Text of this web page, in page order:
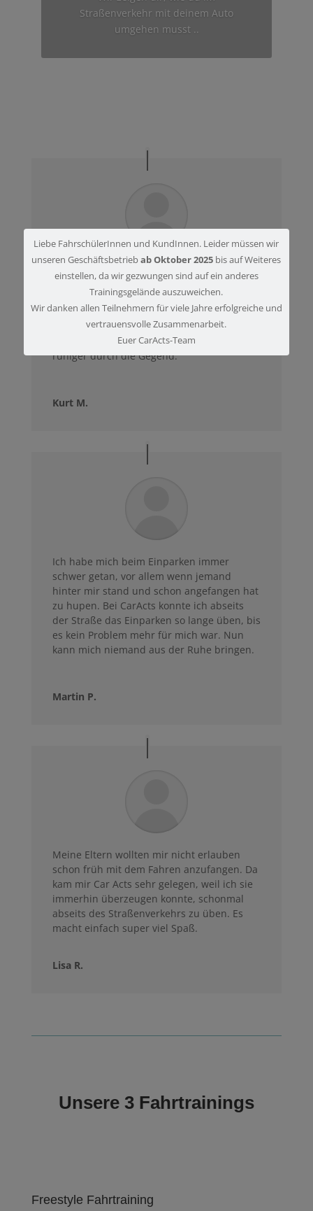
Straßenverkehr mit deinem Auto
umgehen musst ..
Ich habe noch nie eine Gefahrenbremsung
machen müssen und war immer unsicher,
ob ich richtig reagiere, wenn es mal soweit
kommen sollte. Auf dem Übungsplatz
konnte ich dies und vieles mehr
ausprobieren und fahre nun wesentlich
ruhiger durch die Gegend.
Kurt M.
Ich habe mich beim Einparken immer
schwer getan, vor allem wenn jemand
hinter mir stand und schon angefangen hat
zu hupen. Bei CarActs konnte ich abseits
der Straße das Einparken so lange üben, bis
es kein Problem mehr für mich war. Nun
kann mich niemand aus der Ruhe bringen.
Martin P.
Meine Eltern wollten mir nicht erlauben
schon früh mit dem Fahren anzufangen. Da
kam mir Car Acts sehr gelegen, weil ich sie
immerhin überzeugen konnte, schonmal
abseits des Straßenverkehrs zu üben. Es
macht einfach super viel Spaß.
Lisa R.
Unsere 3 Fahrtrainings
Freestyle Fahrtraining
Liebe FahrschülerInnen und KundInnen. Leider müssen wir
unseren Geschäftsbetriebab Oktober 2025 bis auf Weiteres
einstellen, da wir gezwungen sind auf ein anderes
Trainingsgelände auszuweichen.
Wir danken allen Teilnehmern für viele Jahre erfolgreiche und
vertrauensvolle Zusammenarbeit.
Euer CarActs-Team